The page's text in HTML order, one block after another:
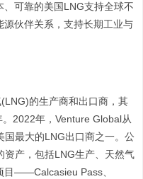
可靠的美国LNG支持全球不
伙伴关系，支持长期工业与
的生产商和出口商，其
2022年，Venture Global从
国最大的LNG出口商之一。公
资产，包括LNG生产、天然气
目——Calcasieu Pass、